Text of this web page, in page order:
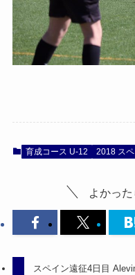
育成コース U-12 2018 ス
よかっ
スペイン遠征4日目